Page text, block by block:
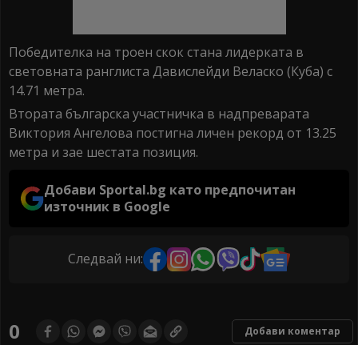
Победителка на троен скок стана лидерката в
световната ранглиста Давислейди Веласко (Куба) с
14.71 метра.
Втората българска участничка в надпреварата
Виктория Ангелова постигна личен рекорд от 13.25
метра и зае шестата позиция.
Добави Sportal.bg като предпочитан
източник в Google
Следвай ни:
0 Добави коментар